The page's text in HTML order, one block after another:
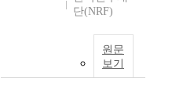
단(NRF)
원문
보기